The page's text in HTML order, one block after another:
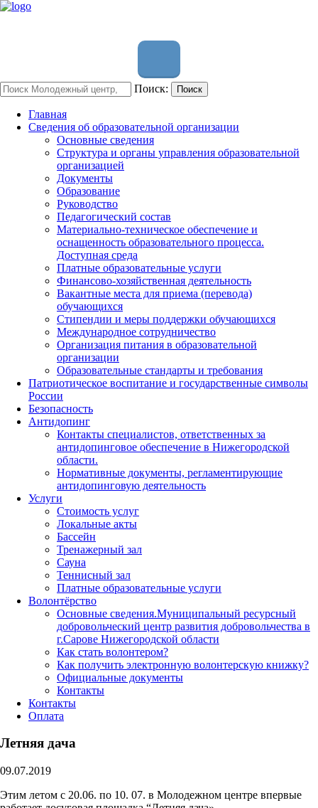
Поиск: Поиск
Главная
Сведения об образовательной организации
Основные сведения
Структура и органы управления образовательной
организацией
Документы
Образование
Руководство
Педагогический состав
Материально-техническое обеспечение и
оснащенность образовательного процесса.
Доступная среда
Платные образовательные услуги
Финансово-хозяйственная деятельность
Вакантные места для приема (перевода)
обучающихся
Стипендии и меры поддержки обучающихся
Международное сотрудничество
Организация питания в образовательной
организации
Образовательные стандарты и требования
Патриотическое воспитание и государственные символы
России
Безопасность
Антидопинг
Контакты специалистов, ответственных за
антидопинговое обеспечение в Нижегородской
области.
Нормативные документы, регламентирующие
антидопинговую деятельность
Услуги
Стоимость услуг
Локальные акты
Бассейн
Тренажерный зал
Сауна
Теннисный зал
Платные образовательные услуги
Волонтёрство
Основные сведения.Муниципальный ресурсный
добровольческий центр развития добровольчества в
г.Сарове Нижегородской области
Как стать волонтером?
Как получить электронную волонтерскую книжку?
Официальные документы
Контакты
Контакты
Оплата
Летняя дача
09.07.2019
Этим летом с 20.06. по 10. 07. в Молодежном центре впервые